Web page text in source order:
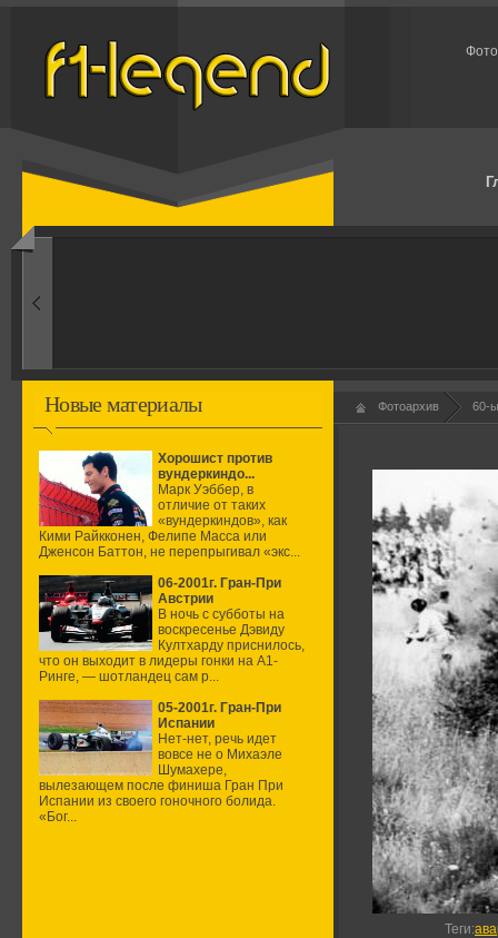
1950-ые
Новые материалы
Хорошист против
вундеркиндо...
Марк Уэббер, в
отличие от таких
«вундеркиндов», как
Кими Райкконен, Фелипе Масса или
Дженсон Баттон, не перепрыгивал «экс...
06-2001г. Гран-При
Австрии
В ночь с субботы на
воскресенье Дэвиду
Култхарду приснилось,
что он выходит в лидеры гонки на А1-
Ринге, — шотландец сам р...
05-2001г. Гран-При
Испании
Нет-нет, речь идет
вовсе не о Михаэле
Шумахере,
вылезающем после финиша Гран При
Испании из своего гоночного болида.
«Бог...
Фотоархив 60-
Теги: